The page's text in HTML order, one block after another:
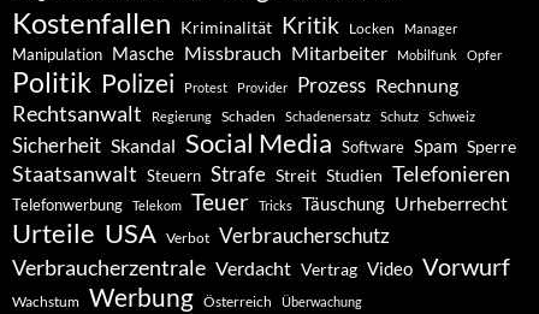
Kostenfallen Kriminalität Kritik Locken Manager
Manipulation Masche Missbrauch Mitarbeiter Mobilfunk Opfer
Politik Polizei Protest Provider Prozess Rechnung
Rechtsanwalt Regierung Schaden Schadenersatz Schutz Schweiz
Sicherheit Skandal Social Media Software Spam Sperre
Staatsanwalt Steuern Strafe Streit Studien Telefonieren
Telefonwerbung Telekom Teuer Tricks Täuschung Urheberrecht
Urteile USA Verbot Verbraucherschutz
Verbraucherzentrale Verdacht Vertrag Video Vorwurf
Wachstum Werbung Österreich Überwachung